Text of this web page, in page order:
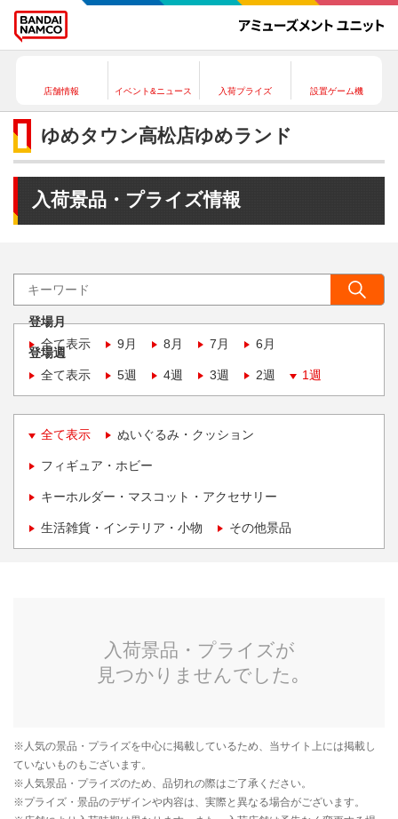
店舗情報 イベント&ニュース 入荷プライズ 設置ゲーム機
ゆめタウン高松店ゆめランド
入荷景品・プライズ情報
登場月
全て表示
9月 8月 7月 6月
登場週
全て表示
5週 4週 3週 2週 1週
全て表示 ぬいぐるみ・クッション
フィギュア・ホビー
キーホルダー・マスコット・アクセサリー
生活雑貨・インテリア・小物 その他景品